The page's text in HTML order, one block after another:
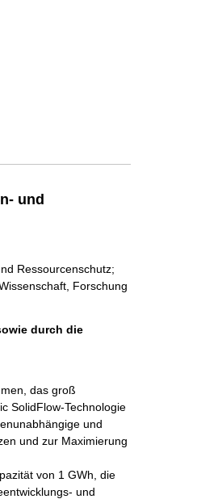
und
Ressourcenschutz;
Forschung
durch die
das groß
SolidFlow-Technologie
und
und zur Maximierung
von 1 GWh, die
und